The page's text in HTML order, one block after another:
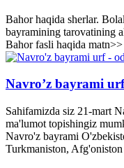
Bahor haqida sherlar.
bayramining tarovatining
Bahor fasli haqida
Navro’z bayrami
Sahifamizda siz 21-mart
ma'lumot topishingiz
Navro'z bayrami
Turkmaniston, Afg'oniston